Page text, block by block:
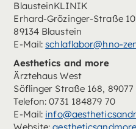
BlausteinKLINIK
Erhard-Grözinger-Straße
89134 Blaustein
E-Mail:schlaflabor@hno-
Aesthetics and more
Ärztehaus West
Söflinger Straße 168, 89077
Telefon: 0731 184879 70
E-Mail: